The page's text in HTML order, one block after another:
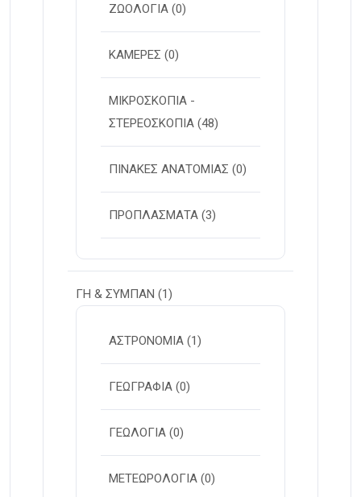
ΖΩΟΛΟΓΙΑ (0)
ΚΑΜΕΡΕΣ (0)
ΜΙΚΡΟΣΚΟΠΙΑ -
ΣΤΕΡΕOΣΚΟΠΙΑ (48)
ΠΙΝΑΚΕΣ ΑΝΑΤΟΜΙΑΣ (0)
ΠΡΟΠΛΑΣΜΑΤΑ (3)
ΓΗ & ΣΥΜΠΑΝ (1)
ΑΣΤΡΟΝΟΜΙΑ (1)
ΓΕΩΓΡΑΦΙΑ (0)
ΓΕΩΛΟΓΙΑ (0)
ΜΕΤΕΩΡΟΛΟΓΙΑ (0)